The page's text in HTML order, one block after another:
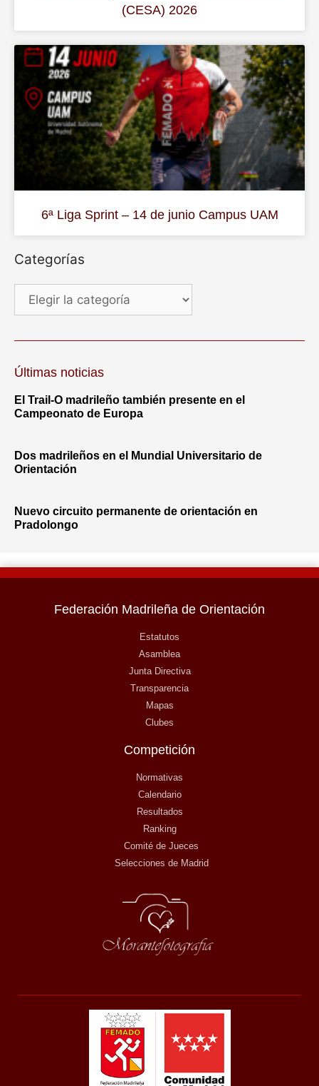
(CESA) 2026
6ª Liga Sprint – 14 de junio Campus UAM
Categorías
Últimas noticias
El Trail-O madrileño también presente en el
Campeonato de Europa
Dos madrileños en el Mundial Universitario de
Orientación
Nuevo circuito permanente de orientación en
Pradolongo
Federación Madrileña de Orientación
Estatutos
Asamblea
Junta Directiva
Transparencia
Mapas
Clubes
Competición
Normativas
Calendario
Resultados
Ranking
Comité de Jueces
Selecciones de Madrid